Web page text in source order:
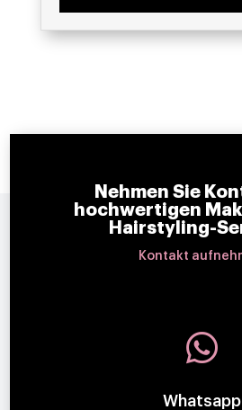
Nehmen Sie
hochwertigen
Hairstyling-
Kontakt

Whatsapp